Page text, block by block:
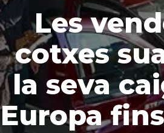
Les
cotxes
la seva
Europa